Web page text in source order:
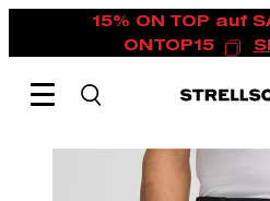
15% ON TOP auf
ONTOP15